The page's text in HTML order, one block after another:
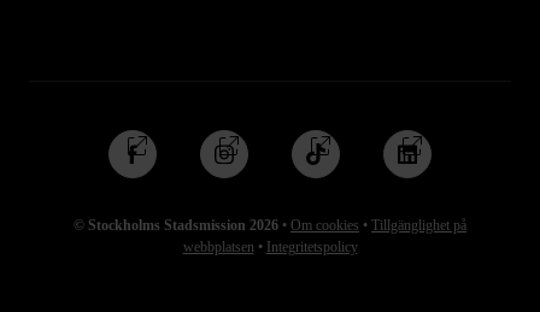
© Stockholms Stadsmission 2026 • Om cookies • Tillgänglighet på
webbplatsen • Integritetspolicy
Följ
oss
Facebook
Följ
oss
Instagram
Följ
oss
TikTok
Följ
oss
Linkedin